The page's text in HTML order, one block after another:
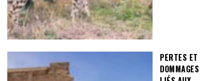
PERTES ET
DOMMAGES